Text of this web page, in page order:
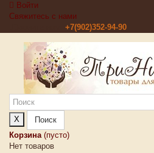
Войти
Свяжитесь с нами
+7(902)352-94-90
X
Поиск
Корзина (пусто)
Нет товаров